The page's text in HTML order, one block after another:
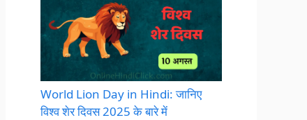
World Lion Day in Hindi: जानिए
विश्व शेर दिवस 2025 के बारे में